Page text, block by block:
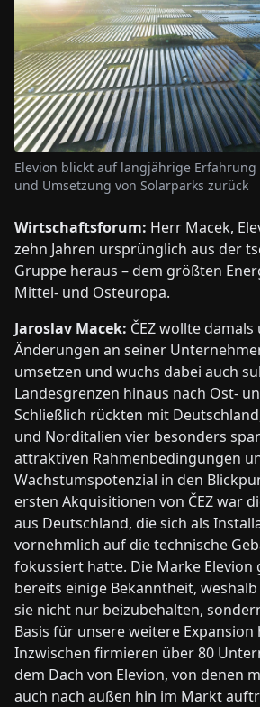
Elevion blickt auf langjährige
und Umsetzung von Solarparks zurück
Wirtschaftsforum: Herr Macek,
zehn Jahren ursprünglich aus der
Gruppe heraus – dem größten
Mittel- und Osteuropa.
Jaroslav Macek: ČEZ wollte
Änderungen an seiner
umsetzen und wuchs dabei auch
Landesgrenzen hinaus nach Ost-
Schließlich rückten mit
und Norditalien vier besonders
attraktiven Rahmenbedingungen
Wachstumspotenzial in den
ersten Akquisitionen von ČEZ war
aus Deutschland, die sich als
vornehmlich auf die technische
fokussiert hatte. Die Marke Elevion
bereits einige Bekanntheit,
sie nicht nur beizubehalten,
Basis für unsere weitere Expansion
Inzwischen firmieren über 80
dem Dach von Elevion, von denen
auch nach außen hin im Markt